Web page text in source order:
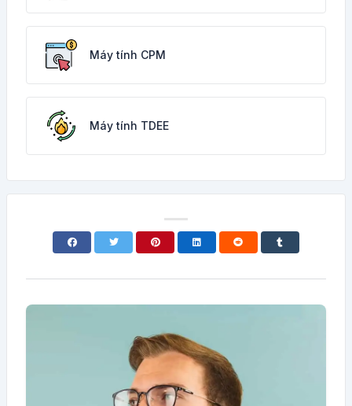
Máy tính CPM
Máy tính TDEE